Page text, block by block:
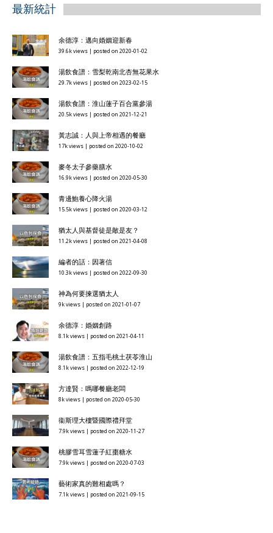
最新統計
余德淳：邁向婚姻迎新春
39.6k views | posted on 2020-01-02
湯飲食譜：雪梨乾南北杏無花果水
29.7k views | posted on 2023-02-15
湯飲食譜：淮山蓮子百合黨參湯
20.5k views | posted on 2021-12-21
黃志誠：人與上帝相遇的餐廳
17k views | posted on 2020-10-02
麥冬太子參藥膳水
16.9k views | posted on 2020-05-30
青邊鮑養心降火湯
15.5k views | posted on 2020-03-12
猶太人與基督徒是敵是友？
11.2k views | posted on 2021-04-08
編者的話：因著信
10.3k views | posted on 2022-09-30
神為何要揀選猶太人
9k views | posted on 2021-01-07
余德淳：婚姻創路
8.1k views | posted on 2021-04-11
湯飲食譜：五指毛桃土茯苓淮山
8.1k views | posted on 2022-12-19
方達賢：嗎哪餐廳老闆
8k views | posted on 2020-05-30
衞斯理大樓暨國際禮拜堂
7.9k views | posted on 2020-11-27
桃膠雪耳雪蓮子紅棗糖水
7.9k views | posted on 2020-07-03
藝術家真的難相處嗎？
7.1k views | posted on 2021-09-15